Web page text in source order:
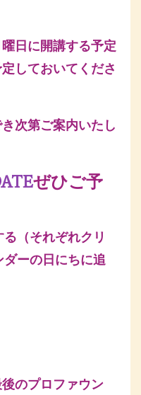
日に開講する予定
しておいてくださ
次第ご案内いたし
ぜひご予
（それぞれクリ
ダーの日にちに追
のプロファウン